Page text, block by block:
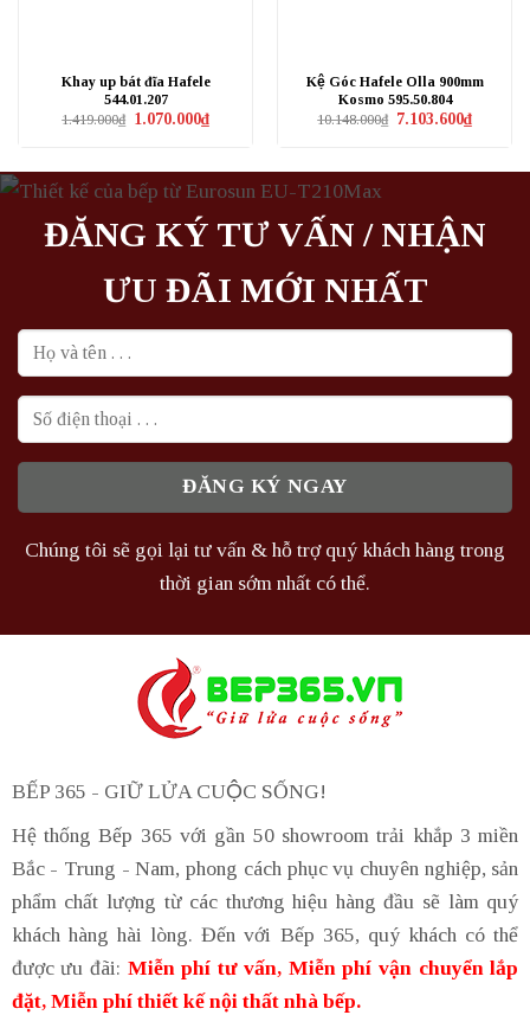
Khay up bát đĩa Hafele
544.01.207
1.419.000₫ Giá
1.070.000₫Giá
hiện
1.070.000₫.
Kệ Góc Hafele Olla 900mm
Kosmo 595.50.804
10.148.000₫ Giá
7.103.600₫Giá
hiện
ĐĂNG KÝ TƯ VẤN / NHẬN
ƯU ĐÃI MỚI NHẤT
Chúng tôi sẽ gọi lại tư vấn & hỗ trợ quý khách hàng trong
thời gian sớm nhất có thể.
BẾP 365 - GIỮ LỬA CUỘC SỐNG!
Hệ thống Bếp 365 với gần 50 showroom trải khắp 3 miền
Bắc - Trung - Nam, phong cách phục vụ chuyên nghiệp, sản
phẩm chất lượng từ các thương hiệu hàng đầu sẽ làm quý
khách hàng hài lòng. Đến với Bếp 365, quý khách có thể
được ưu đãi: Miễn phí tư vấn, Miễn phí vận chuyển lắp
đặt, Miễn phí thiết kế nội thất nhà bếp.